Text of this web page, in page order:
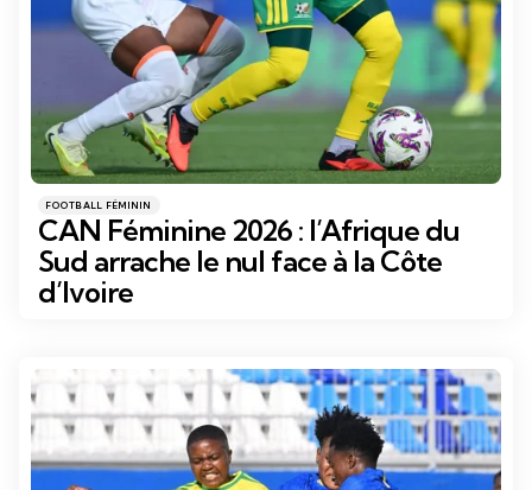
Catégories
Posté
dans
FOOTBALL FÉMININ
CAN Féminine 2026 : l’Afrique du
Sud arrache le nul face à la Côte
d’Ivoire